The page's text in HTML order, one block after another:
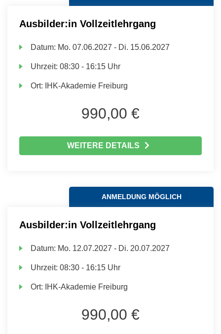
Ausbilder:in Vollzeitlehrgang
Datum: Mo. 07.06.2027 - Di. 15.06.2027
Uhrzeit:08:30 - 16:15 Uhr
Ort: IHK-Akademie Freiburg
990,00 €
WEITERE DETAILS
ANMELDUNG MÖGLICH
Ausbilder:in Vollzeitlehrgang
Datum: Mo. 12.07.2027 - Di. 20.07.2027
Uhrzeit:08:30 - 16:15 Uhr
Ort: IHK-Akademie Freiburg
990,00 €